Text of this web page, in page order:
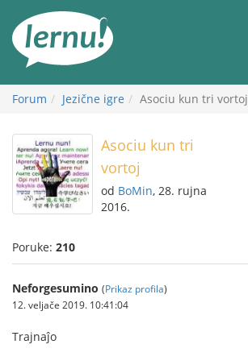
Forum Jezične igre Asociu kun tri vortoj
Asociu kun tri
vortoj
od BoMin, 28. rujna
2016.
Poruke: 210
Neforgesumino (Prikaz profila)
12. veljače 2019. 10:41:04
Trajnaĵo